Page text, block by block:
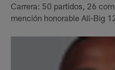
Carrera: 50 partidos, 26
mención honorable All-Big